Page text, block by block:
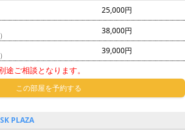
25,000円
38,000円
39,000円
ご相談となります。
この部屋を予約する
SK PLAZA